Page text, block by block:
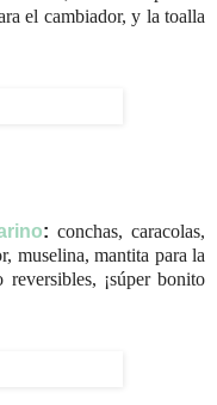
el cambiador, y la toalla
: conchas, caracolas,
muselina, mantita para la
¡súper bonito